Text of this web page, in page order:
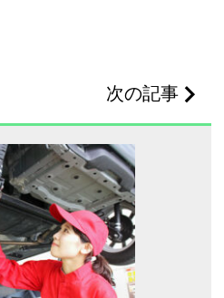
次の記事